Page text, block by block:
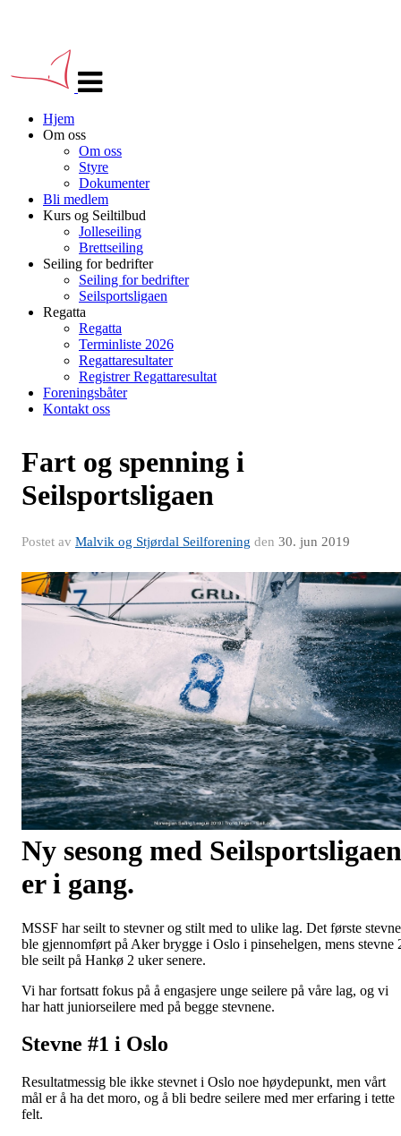
navigasjon
Hjem
Om oss
Om oss
Styre
Dokumenter
Bli medlem
Kurs og Seiltilbud
Jolleseiling
Brettseiling
Seiling for bedrifter
Seiling for bedrifter
Seilsportsligaen
Regatta
Regatta
Terminliste 2026
Regattaresultater
Registrer Regattaresultat
Foreningsbåter
Kontakt oss
Fart og spenning i
Seilsportsligaen
Postet av Malvik og Stjørdal Seilforening den 30. jun 2019
Ny sesong med Seilsportsligaen
er i gang.
MSSF har seilt to stevner og stilt med to ulike lag. Det første
ble gjennomført på Aker brygge i Oslo i pinsehelgen, mens stevne
ble seilt på Hankø 2 uker senere.
Vi har fortsatt fokus på å engasjere unge seilere på våre lag, og vi
har hatt juniorseilere med på begge stevnene.
Stevne #1 i Oslo
Resultatmessig ble ikke stevnet i Oslo noe høydepunkt, men vårt
mål er å ha det moro, og å bli bedre seilere med mer erfaring i tette
felt.